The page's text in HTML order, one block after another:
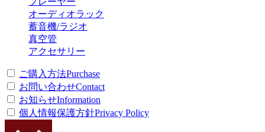
オーディオラック
蓄音機/ラジオ
真空管
アクセサリー
ご購入方法Purchase
お問い合わせContact
お知らせInformation
個人情報保護方針Privacy Policy